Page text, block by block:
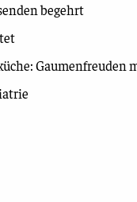
begehrt
Gaumenfreuden